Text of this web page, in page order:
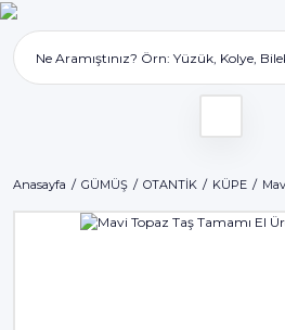
Anasayfa GÜMÜŞ OTANTİK KÜPE